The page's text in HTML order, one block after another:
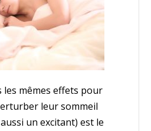
les mêmes effets pour
leur sommeil
un excitant) est le